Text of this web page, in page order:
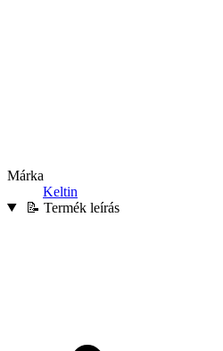
Márka
Keltin
📝 Termék leírás